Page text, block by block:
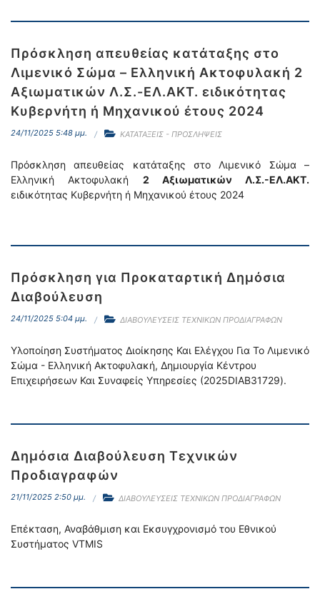
Πρόσκληση απευθείας κατάταξης στο
Λιμενικό Σώμα – Ελληνική Ακτοφυλακή 2
Αξιωματικών Λ.Σ.-ΕΛ.ΑΚΤ. ειδικότητας
Κυβερνήτη ή Μηχανικού έτους 2024
24/11/2025 5:48 μμ. ΚΑΤΑΤΑΞΕΙΣ - ΠΡΟΣΛΗΨΕΙΣ
Πρόσκληση απευθείας κατάταξης στο Λιμενικό Σώμα –
Ελληνική Ακτοφυλακή 2 Αξιωματικών Λ.Σ.-ΕΛ.ΑΚΤ.
ειδικότητας Κυβερνήτη ή Μηχανικού έτους 2024
Πρόσκληση για Προκαταρτική Δημόσια
Διαβούλευση
24/11/2025 5:04 μμ. ΔΙΑΒΟΥΛΕΥΣΕΙΣ ΤΕΧΝΙΚΩΝ ΠΡΟΔΙΑΓΡΑΦΩΝ
Υλοποίηση Συστήματος Διοίκησης Και Ελέγχου Για Το Λιμενικό
Σώμα - Ελληνική Ακτοφυλακή, Δημιουργία Κέντρου
Επιχειρήσεων Και Συναφείς Υπηρεσίες (2025DIAB31729).
Δημόσια Διαβούλευση Τεχνικών
Προδιαγραφών
21/11/2025 2:50 μμ. ΔΙΑΒΟΥΛΕΥΣΕΙΣ ΤΕΧΝΙΚΩΝ ΠΡΟΔΙΑΓΡΑΦΩΝ
Επέκταση, Αναβάθμιση και Εκσυγχρονισμό του Εθνικού
Συστήματος VTMIS